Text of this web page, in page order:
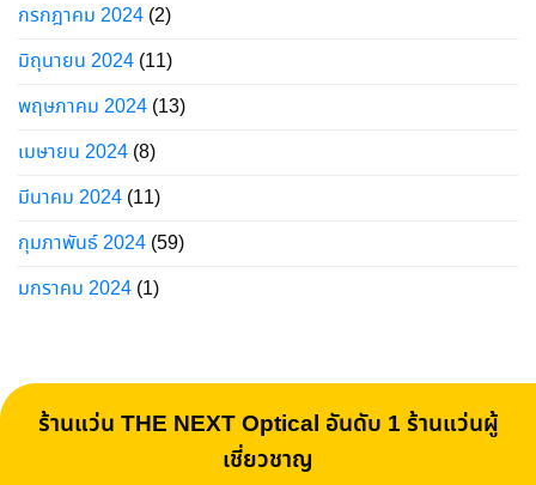
กรกฎาคม 2024 (2)
มิถุนายน 2024 (11)
พฤษภาคม 2024 (13)
เมษายน 2024 (8)
มีนาคม 2024 (11)
กุมภาพันธ์ 2024 (59)
มกราคม 2024 (1)
ร้านแว่น THE NEXT Optical อันดับ 1 ร้านแว่นผู้
เชี่ยวชาญ